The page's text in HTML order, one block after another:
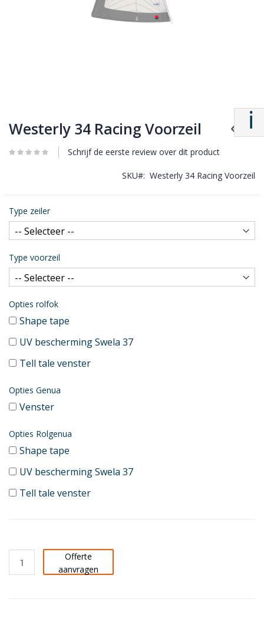
Westerly 34 Racing Voorzeil
Schrijf de eerste review over dit product
SKU Westerly 34 Racing Voorzeil
Type zeiler
Type voorzeil
Opties rolfok
Shape tape
UV bescherming Swela 37
Tell tale venster
Opties Genua
Venster
Opties Rolgenua
Shape tape
UV bescherming Swela 37
Tell tale venster
Offerte
aanvragen